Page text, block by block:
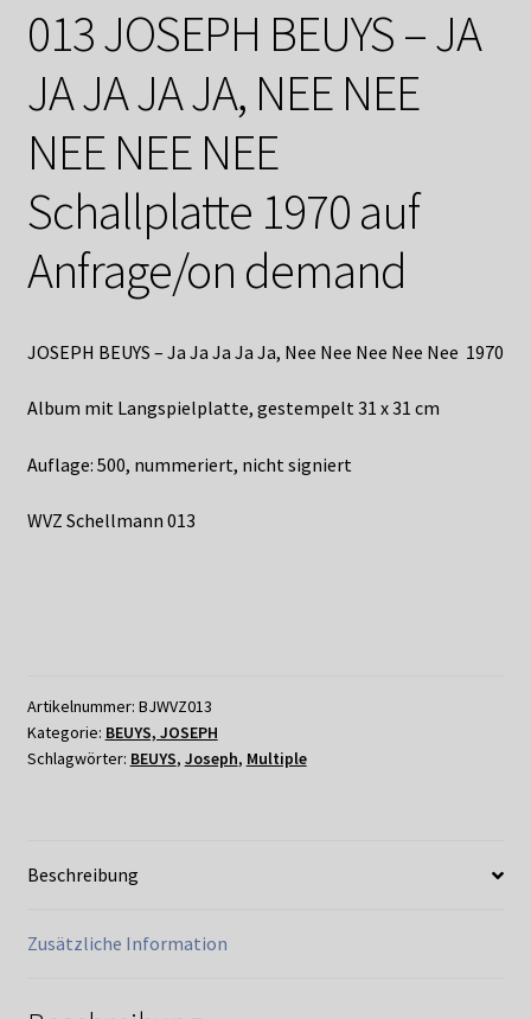
Mitglieder
Newsletter
Newsletter
013 JOSEPH BEUYS – JA
JA JA JA JA, NEE NEE
NEE NEE NEE
Schallplatte 1970 auf
Anfrage/on demand
JOSEPH BEUYS – Ja Ja Ja Ja Ja, Nee Nee Nee Nee Nee 1970
Album mit Langspielplatte, gestempelt 31 x 31 cm
Auflage: 500, nummeriert, nicht signiert
WVZ Schellmann 013
Artikelnummer: BJWVZ013
Kategorie: BEUYS, JOSEPH
Schlagwörter: BEUYS, Joseph, Multiple
Beschreibung
Zusätzliche Information